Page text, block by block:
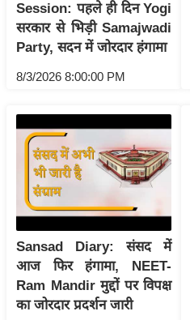
व्र
त
त्यो
हा
रा
शि
वि
ष
वि
श्ले
ष
Session: पहले ही दिन Yogi
सरकार से भिड़ी Samajwadi
Party, सदन में जोरदार हंगामा
8/3/2026 8:00:00 PM
Sansad Diary: संसद में
आज फिर हंगामा, NEET-
Ram Mandir मुद्दों पर विपक्ष
का जोरदार प्रदर्शन जारी